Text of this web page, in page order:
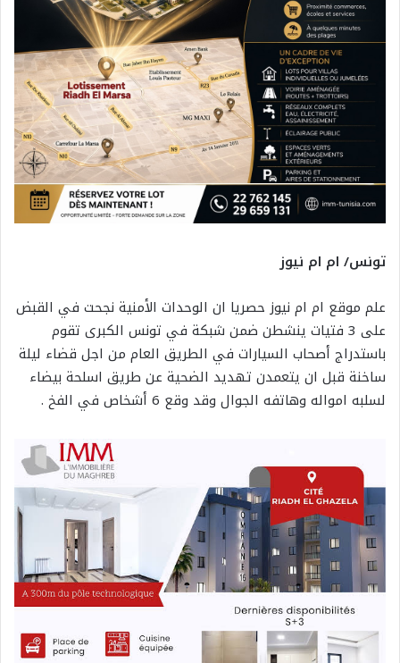
تونس/ ام ام نيوز
علم موقع ام ام نيوز حصريا ان الوحدات الأمنية نجحت في القبض
على 3 فتيات ينشطن ضمن شبكة في تونس الكبرى تقوم
باستدراج أصحاب السيارات في الطريق العام من اجل قضاء ليلة
ساخنة قبل ان يتعمدن تهديد الضحية عن طريق اسلحة بيضاء
لسلبه امواله وهاتفه الجوال وقد وقع 6 أشخاص في الفخ .